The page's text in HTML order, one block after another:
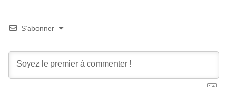
S’abonner